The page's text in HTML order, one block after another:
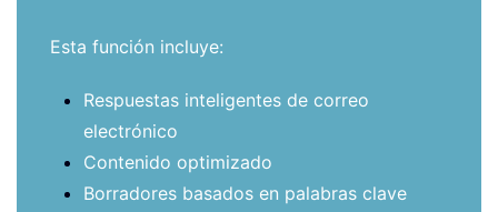
Esta función incluye:
Respuestas inteligentes de correo
electrónico
Contenido optimizado
Borradores basados en palabras clave